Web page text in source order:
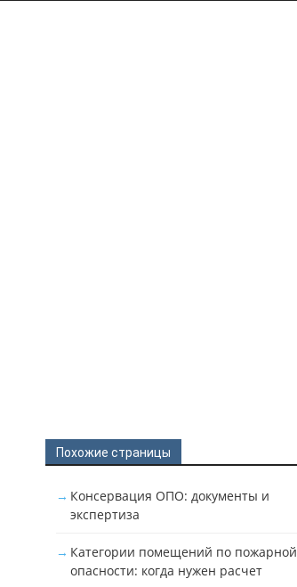
Похожие страницы
Консервация ОПО: документы и
экспертиза
Категории помещений по пожарной
опасности: когда нужен расчет